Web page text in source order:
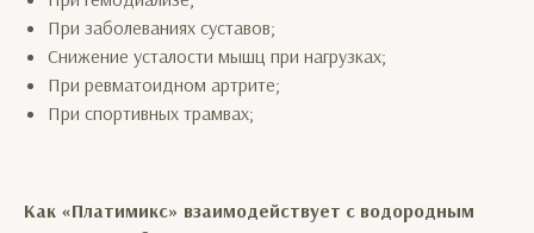
При заболеваниях суставов;
Снижение усталости мышц при нагрузках;
При ревматоидном артрите;
При спортивных трамвах;
Как «Платимикс» взаимодействует с водородным